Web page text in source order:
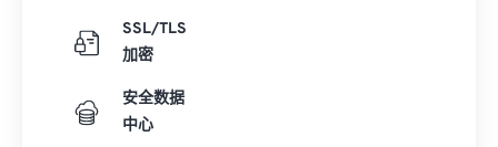
SSL/TLS
加密
安全数据
中心